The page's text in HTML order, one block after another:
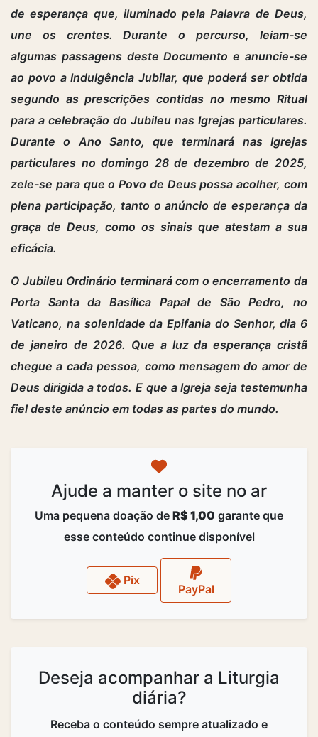
de esperança que, iluminado pela Palavra de Deus,
une os crentes. Durante o percurso, leiam-se
algumas passagens deste Documento e anuncie-se
ao povo a Indulgência Jubilar, que poderá ser obtida
segundo as prescrições contidas no mesmo Ritual
para a celebração do Jubileu nas Igrejas particulares.
Durante o Ano Santo, que terminará nas Igrejas
particulares no domingo 28 de dezembro de 2025,
zele-se para que o Povo de Deus possa acolher, com
plena participação, tanto o anúncio de esperança da
graça de Deus, como os sinais que atestam a sua
eficácia.
O Jubileu Ordinário terminará com o encerramento da
Porta Santa da Basílica Papal de São Pedro, no
Vaticano, na solenidade da Epifania do Senhor, dia 6
de janeiro de 2026. Que a luz da esperança cristã
chegue a cada pessoa, como mensagem do amor de
Deus dirigida a todos. E que a Igreja seja testemunha
fiel deste anúncio em todas as partes do mundo.
Ajude a manter o site no ar
Uma pequena doação de R$ 1,00 garante que
esse conteúdo continue disponível
Pix
PayPal
Deseja acompanhar a Liturgia
diária?
Receba o conteúdo sempre atualizado e